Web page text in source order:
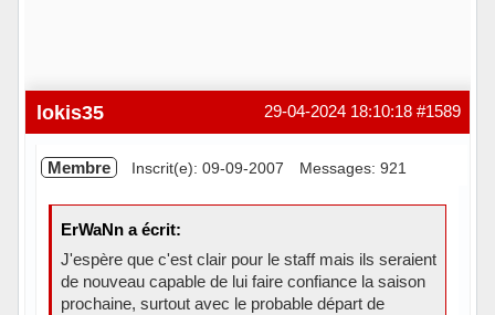
#1589
29-04-2024 18:10:18
lokis35
Membre Inscrit(e): 09-09-2007 Messages: 921
ErWaNn a écrit:
J'espère que c'est clair pour le staff mais ils seraient
de nouveau capable de lui faire confiance la saison
prochaine, surtout avec le probable départ de